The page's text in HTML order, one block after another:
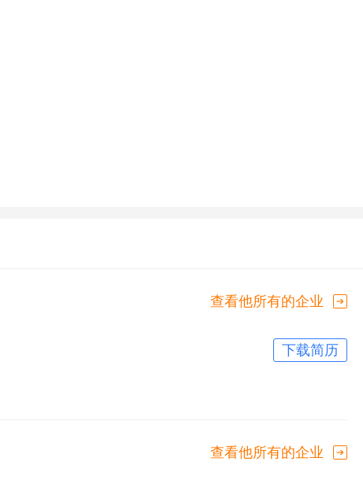
查看他所有的企业
下载简历
查看他所有的企业